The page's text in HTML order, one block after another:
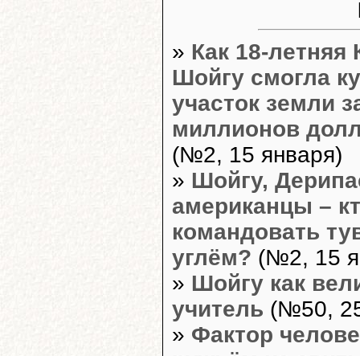
» Как 18-летняя
Шойгу смогла
участок земли
миллионов
(№2, 15 января)
» Шойгу,
американцы –
командовать
углём? (№2, 15
» Шойгу как
учитель (№50,
» Фактор